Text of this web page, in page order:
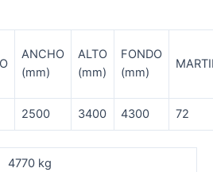
ANCHO
(mm)
ALTO
(mm)
FONDO
(mm)
2500 3400 4300 72
4770 kg